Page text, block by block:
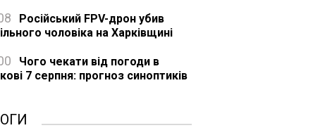
Російський FPV-дрон убив
чоловіка на Харківщині
Чого чекати від погоди в
7 серпня: прогноз синоптиків